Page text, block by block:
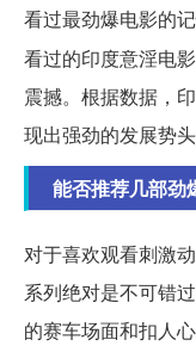
看过最劲爆电影的
看过的印度意淫电
震撼。根据数据，
现出强劲的发展势
能否推荐几部劲
对于喜欢观看刺激
系列绝对是不可错
的赛车场面和扣人